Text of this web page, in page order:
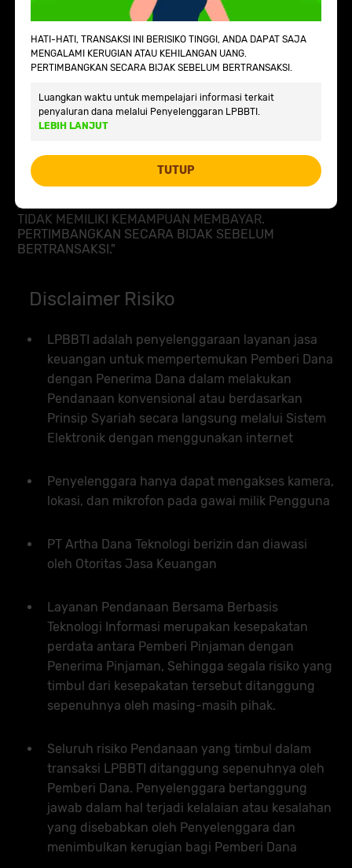
+62
WHATSAPP
Atau
VIA EMAIL
PERINGATAN: "HATI-HATI, TRANSAKSI INI BERISIKO
TINGGI. ANDA DAPAT SAJA MENGALAMI KERUGIAN
ATAU KEHILANGAN UANG. JANGAN BERUTANG JIKA
TIDAK MEMILIKI KEMAMPUAN MEMBAYAR.
PERTIMBANGKAN SECARA BIJAK SEBELUM
BERTRANSAKSI."
Disclaimer Risiko
LPBBTI adalah penyelenggaraan layanan jasa
keuangan untuk mempertemukan Pemberi Dana
dengan Penerima Dana dalam melakukan
Pendanaan konvensional atau berdasarkan
Prinsip Syariah secara langsung melalui Sistem
Elektronik dengan menggunakan internet
Penyelenggara hanya dapat mengakses kamera,
lokasi, dan mikrofon pada gawai milik Pengguna
PT Artha Dana Teknologi berizin dan diawasi
oleh Otoritas Jasa Keuangan
Layanan Pendanaan Bersama Berbasis
Teknologi Informasi merupakan kesepakatan
perdata antara Pemberi Pinjaman dengan
Penerima Pinjaman, Sehingga segala risiko yang
timbul dari kesepakatan tersebut ditanggung
sepenuhnya oleh masing-masih pihak.
Seluruh risiko Pendanaan yang timbul dalam
transaksi LPBBTI ditanggung sepenuhnya oleh
Pemberi Dana. Penyelenggara bertanggung
jawab dalam hal terjadi kelalaian atau kesalahan
yang disebabkan oleh Penyelenggara dan
menimbulkan kerugian bagi Pemberi Dana
HATI-HATI, TRANSAKSI INI BERISIKO TINGGI, ANDA DAPAT SAJA
MENGALAMI KERUGIAN ATAU KEHILANGAN UANG.
PERTIMBANGKAN SECARA BIJAK SEBELUM BERTRANSAKSI.
Luangkan waktu untuk mempelajari informasi terkait
penyaluran dana melalui Penyelenggaran LPBBTI.
LEBIH LANJUT
TUTUP